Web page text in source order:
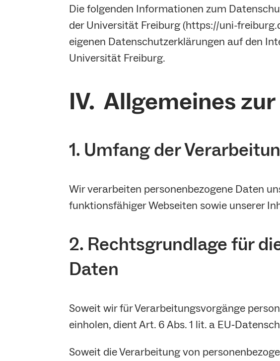
Die folgenden Informationen zum
der Universität Freiburg (https://uni-
eigenen Datenschutzerklärungen auf den
Universität Freiburg.
IV. Allgemeines
1. Umfang der
Wir verarbeiten personenbezogene Daten
funktionsfähiger Webseiten sowie unserer
2. Rechtsgrundlage für
Daten
Soweit wir für Verarbeitungsvorgänge
einholen, dient Art. 6 Abs. 1 lit. a
Soweit die Verarbeitung von